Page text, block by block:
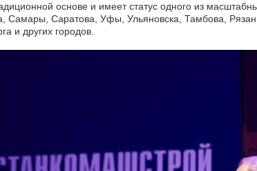
основе и имеет статус одного из
Самары, Саратова, Уфы, Ульяновска, Тамбова,
и других городов.